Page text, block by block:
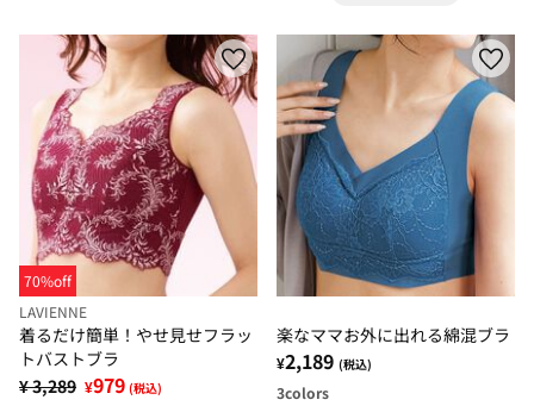
70%off
LAVIENNE
着るだけ簡単！やせ見せフラッ
トバストブラ
¥ 3,289 ¥979 (税込)
楽なママお外に出れる綿混ブラ
¥2,189 (税込)
3colors